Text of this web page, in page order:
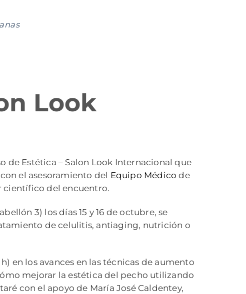
Look
de Estética – Salon Look Internacional que
el asesoramiento del Equipo Médico de
científico del encuentro.
3) los días 15 y 16 de octubre, se
de celulitis, antiaging, nutrición o
en los avances en las técnicas de aumento
mejorar la estética del pecho utilizando
con el apoyo de María José Caldentey,